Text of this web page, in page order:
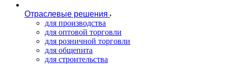
Отраслевые решения
для производства
для оптовой торговли
для розничной торговли
для общепита
для строительства